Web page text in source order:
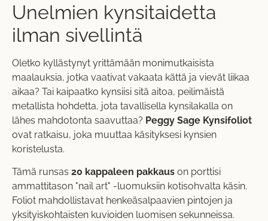
Unelmien kynsitaidetta
ilman sivellintä
Oletko kyllästynyt yrittämään monimutkaisista
maalauksia, jotka vaativat vakaata kättä ja vievät liikaa
aikaa? Tai kaipaatko kynsiisi sitä aitoa, peilimäistä
metallista hohdetta, jota tavallisella kynsilakalla on
lähes mahdotonta saavuttaa? Peggy Sage Kynsifoliot
ovat ratkaisu, joka muuttaa käsityksesi kynsien
koristelusta.
Tämä runsas 20 kappaleen pakkaus on porttisi
ammattitason "nail art" -luomuksiin kotisohvalta käsin.
Foliot mahdollistavat henkeäsalpaavien pintojen ja
yksityiskohtaisten kuvioiden luomisen sekunneissa.